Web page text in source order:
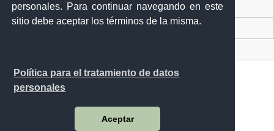
personales. Para continuar navegando en este
sitio debe aceptar los términos de la misma.
Política para el tratamiento de datos
personales
Aceptar
Gobierno Abierto
Malecón y Aguirre
Guayaquil - Ecuador